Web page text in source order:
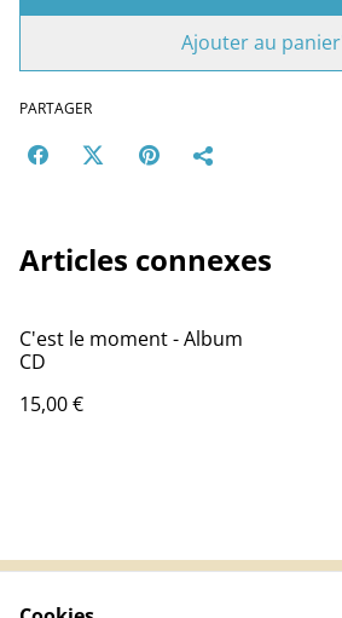
Ajouter au panier
PARTAGER
Articles connexes
C'est le moment - Album
CD
15,00 €